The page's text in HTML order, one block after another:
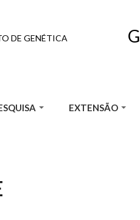
DE GENÉTICA
EXTENSÃO